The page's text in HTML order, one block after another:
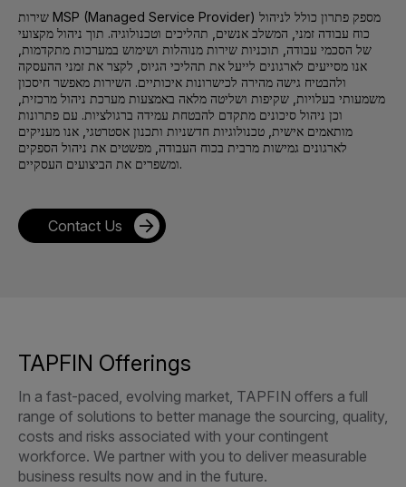
שירות MSP (Managed Service Provider) מספק פתרון כולל לניהול
כוח עבודה זמני, המשלב אנשים, תהליכים וטכנולוגיה. תוך ניהול מקצועי
של הסכמי עבודה, תוכניות שירות מנוהלות ושימוש במערכות מתקדמות,
אנו מסייעים לארגונים לייעל את תהליכי הגיוס, לקצר את זמני ההעסקה
ולהבטיח גישה מהירה לכישרונות איכותיים. השירות מאפשר חיסכון
משמעותי בעלויות, שקיפות ושליטה מלאה באמצעות מערכת ניהול מרכזית,
וכן ניהול סיכונים מתקדם להבטחת עמידה ברגולציות. עם פתרונות
מותאמים אישית, טכנולוגיות חדשניות ותכנון אסטרטגי, אנו מעניקים
לארגונים גמישות מרבית בכוח העבודה, מפשטים את ניהול הספקים
ומשפרים את הביצועים העסקיים.
Contact Us
TAPFIN Offerings
In a fast-paced, evolving market, TAPFIN offers a full
range of solutions to better manage the sourcing, quality,
costs and risks associated with your contingent
workforce. We partner with you to deliver measurable
business results now and in the future.